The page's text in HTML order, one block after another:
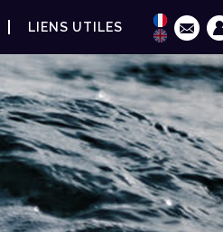
LIENS UTILES